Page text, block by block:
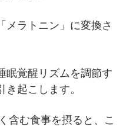
メラトニン」に変換さ
眠覚醒リズムを調節す
起こします。
含む食事を摂ると、こ